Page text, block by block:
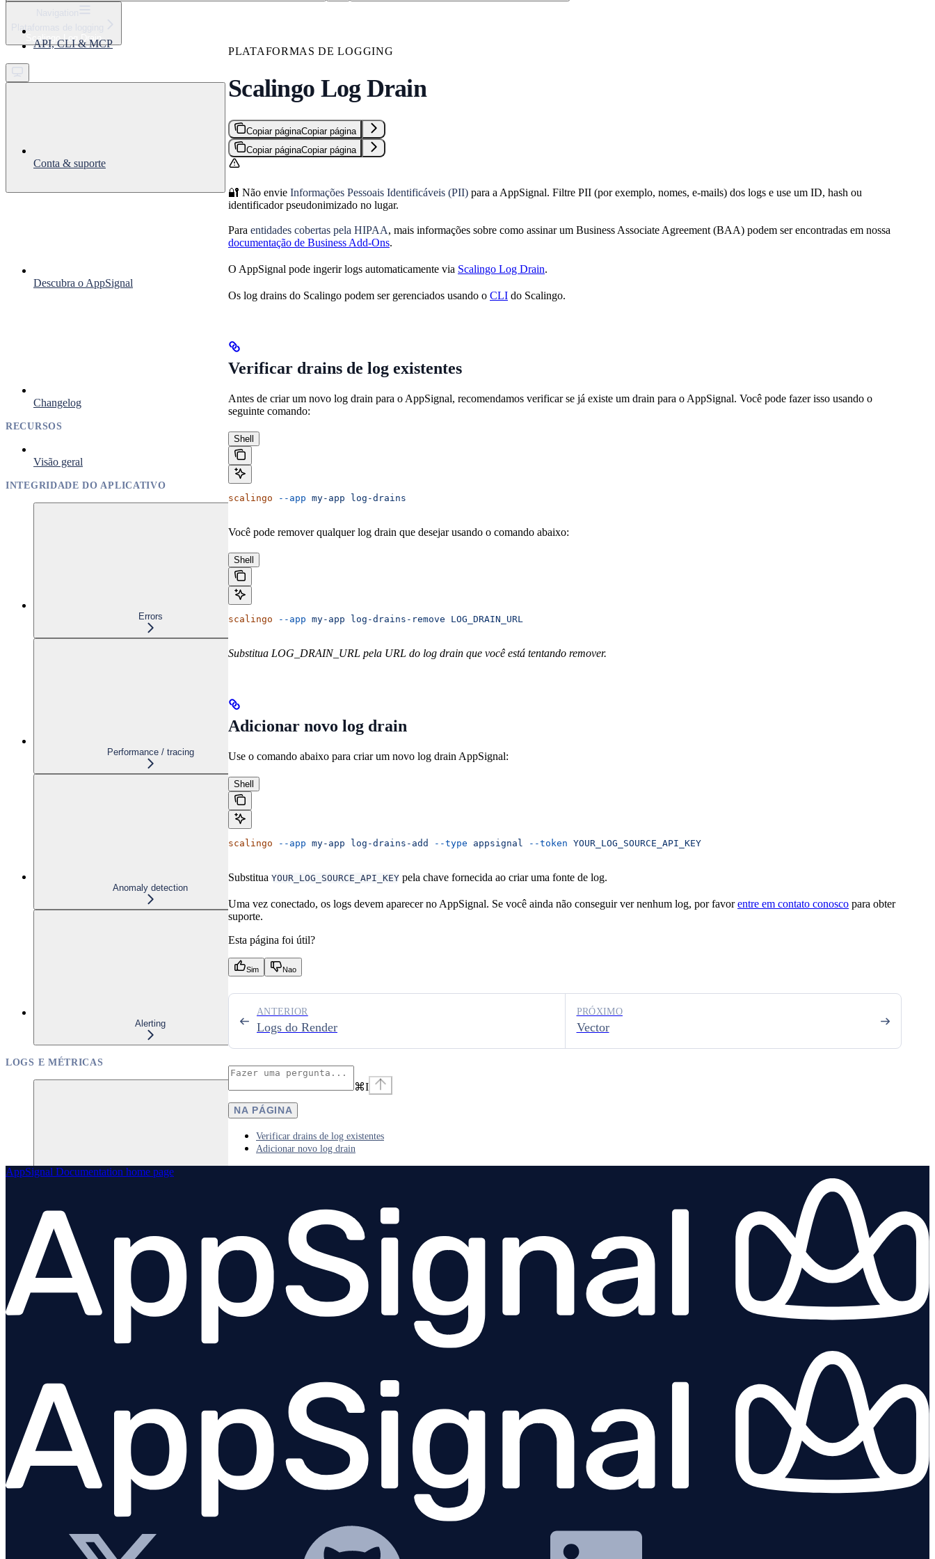
Get started
Plataformas de logging
Scalingo Log Drain
API, CLI & MCP
Conta & suporte
Descubra o AppSignal
Changelog
RECURSOS
Visão geral
INTEGRIDADE DO APLICATIVO
Errors
Performance / tracing
Anomaly detection
Alerting
LOGS E MÉTRICAS
Visão geral
Configurar logging
Logging a partir de integrações do
AppSignal
Plataformas de logging
Clever Cloud
Gigalixir log drain
Logs do Heroku
Netlify
Scalingo log drain
PLATAFORMAS DE LOGGING
Scalingo Log Drain
Copiar páginaCopiar página
Copiar páginaCopiar página
🔐 Não envie Informações Pessoais Identificáveis (PII) para a AppSignal. Filtre PII (por exemplo, nomes, e-mails) dos logs e use um ID, hash ou
identificador pseudonimizado no lugar.
Para entidades cobertas pela HIPAA, mais informações sobre como assinar um Business Associate Agreement (BAA) podem ser encontradas em nossa
documentação de Business Add-Ons.
O AppSignal pode ingerir logs automaticamente via Scalingo Log Drain.
Os log drains do Scalingo podem ser gerenciados usando o CLI do Scalingo.
Verificar drains de log existentes
Antes de criar um novo log drain para o AppSignal, recomendamos verificar se já existe um drain para o AppSignal. Você pode fazer isso usando o
seguinte comando:
Shell
scalingo --app my-app log-drains
Você pode remover qualquer log drain que desejar usando o comando abaixo:
Shell
scalingo --app my-app log-drains-remove LOG_DRAIN_URL
Substitua LOG_DRAIN_URL pela URL do log drain que você está tentando remover.
Adicionar novo log drain
Use o comando abaixo para criar um novo log drain AppSignal:
Shell
scalingo --app my-app log-drains-add --type appsignal --token YOUR_LOG_SOURCE_API_KEY
Substitua YOUR_LOG_SOURCE_API_KEY pela chave fornecida ao criar uma fonte de log.
Uma vez conectado, os logs devem aparecer no AppSignal. Se você ainda não conseguir ver nenhum log, por favorentre em contato conosco para obter
suporte.
Esta página foi útil?
Sim Nao
Logs do Render
ANTERIOR
Vector
PRÓXIMO
⌘I
NA PÁGINA
Verificar drains de log existentes
Adicionar novo log drain
AppSignal Documentation home page